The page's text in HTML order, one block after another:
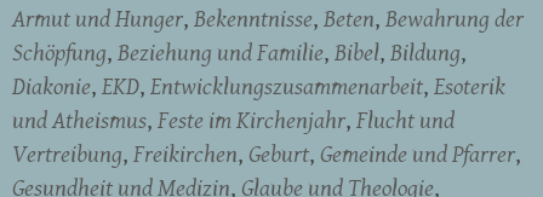
Armut und Hunger Bekenntnisse Beten Bewahrung der
Schöpfung Beziehung und Familie Bibel Bildung
Diakonie EKD Entwicklungszusammenarbeit Esoterik
und Atheismus Feste im Kirchenjahr Flucht und
Vertreibung Freikirchen Geburt Gemeinde und Pfarrer
Gesundheit und Medizin Glaube und Theologie